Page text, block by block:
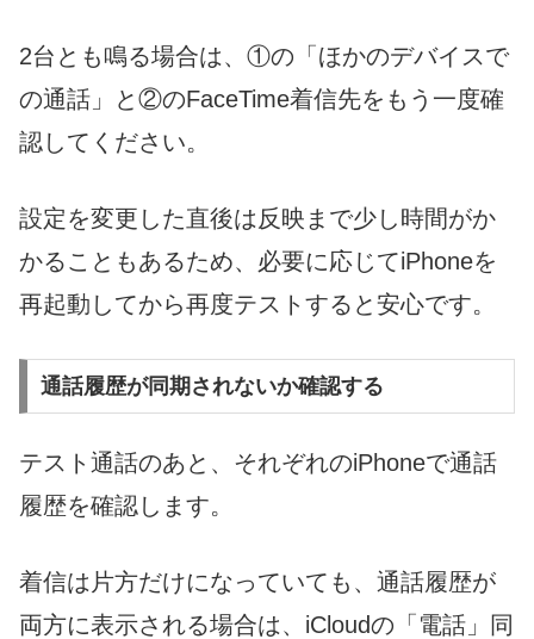
2台とも鳴る場合は、①の「ほかのデバイスで
の通話」と②のFaceTime着信先をもう一度確
認してください。
設定を変更した直後は反映まで少し時間がか
かることもあるため、必要に応じてiPhoneを
再起動してから再度テストすると安心です。
通話履歴が同期されないか確認する
テスト通話のあと、それぞれのiPhoneで通話
履歴を確認します。
着信は片方だけになっていても、通話履歴が
両方に表示される場合は、iCloudの「電話」同